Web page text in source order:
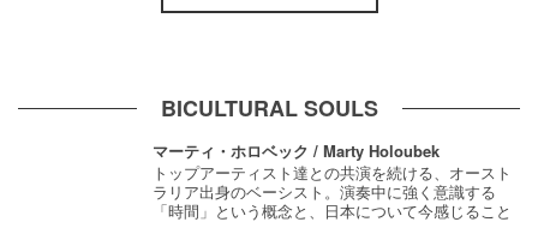
BICULTURAL SOULS
マーティ・ホロベック / Marty Holoubek
トップアーティスト達との共演を続ける、オースト
ラリア出身のベーシスト。演奏中に強く意識する
「時間」という概念と、日本について今感じること